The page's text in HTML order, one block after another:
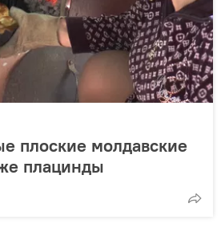
плоские молдавские
плацинды